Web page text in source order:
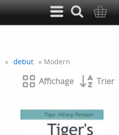
» debut » Modern
Affichage Trier